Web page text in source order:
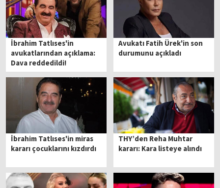
İbrahim Tatlıses'in
avukatlarından açıklama:
Dava reddedildi!
Avukatı Fatih Ürek'in son
durumunu açıkladı
İbrahim Tatlıses'in miras
kararı çocuklarını kızdırdı
THY’den Reha Muhtar
kararı: Kara listeye alındı